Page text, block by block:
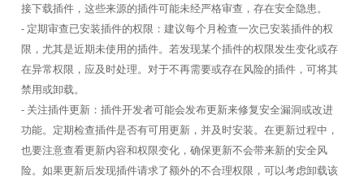
接下载插件，这些来源的插件可能未经严格审查，存在安全隐患。
- 定期审查已安装插件的权限：建议每个月检查一次已安装插件的权
限，尤其是近期未使用的插件。若发现某个插件的权限发生变化或存
在异常权限，应及时处理。对于不再需要或存在风险的插件，可将其
禁用或卸载。
- 关注插件更新：插件开发者可能会发布更新来修复安全漏洞或改进
功能。定期检查插件是否有可用更新，并及时安装。在更新过程中，
也要注意查看更新内容和权限变化，确保更新不会带来新的安全风
险。如果更新后发现插件请求了额外的不合理权限，可以考虑卸载该